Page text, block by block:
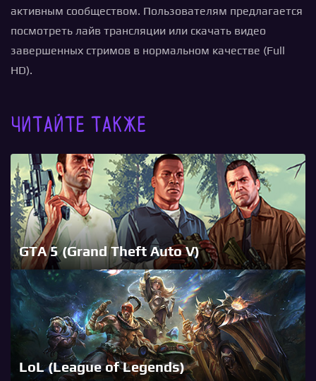
активным сообществом. Пользователям предлагается
посмотреть лайв трансляции или скачать видео
завершенных стримов в нормальном качестве (Full
HD).
Читайте также
GTA 5 (Grand Theft Auto V)
LoL (League of Legends)